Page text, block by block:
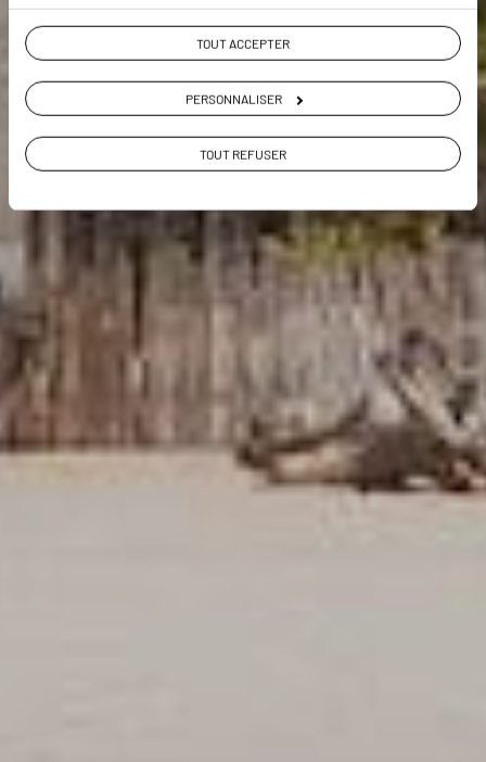
TOUT ACCEPTER
PERSONNALISER
TOUT REFUSER
VOIR NOS 4 IDÉES DE VOYAGE AU MOZAMBIQUE